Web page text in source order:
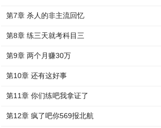
第7章 杀人的非主流回忆
第8章 练三天就考科目三
第9章 两个月赚30万
第10章 还有这好事
第11章 你们练吧我拿证了
第12章 疯了吧你569报北航